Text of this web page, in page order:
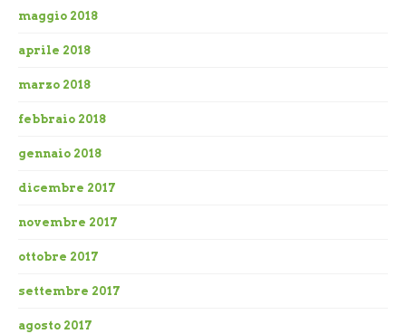
maggio 2018
aprile 2018
marzo 2018
febbraio 2018
gennaio 2018
dicembre 2017
novembre 2017
ottobre 2017
settembre 2017
agosto 2017